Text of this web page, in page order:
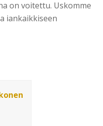
on voitettu. Uskomme
iankaikkiseen